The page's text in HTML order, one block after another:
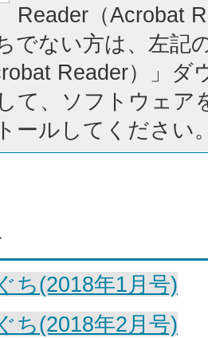
Reader（Acrobat
でない方は、左記
Reader）」ダ
て、ソフトウェア
ールしてください
ち(2018年1月号)
ち(2018年2月号)